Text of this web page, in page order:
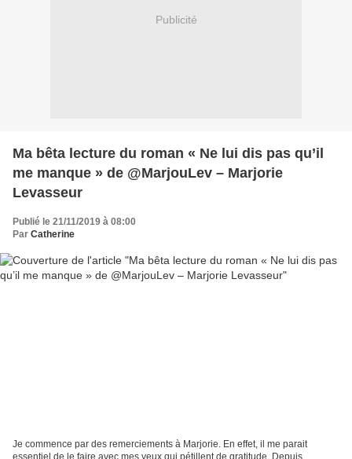
Publicité
Ma bêta lecture du roman « Ne lui dis pas qu’il
me manque » de @MarjouLev – Marjorie
Levasseur
Publié le 21/11/2019 à 08:00
Par Catherine
Je commence par des remerciements à Marjorie. En effet, il me parait
essentiel de le faire avec mes yeux qui pétillent de gratitude. Depuis